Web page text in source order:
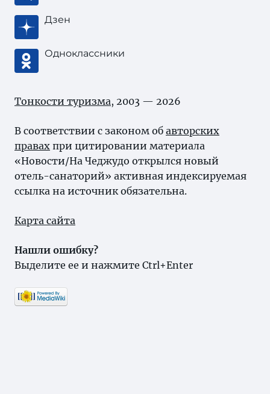
Дзен
Одноклассники
Тонкости туризма, 2003 — 2026
В соответствии с законом об авторских
правах при цитировании материала
«Новости/На Чеджудо открылся новый
отель-санаторий» активная индексируемая
ссылка на источник обязательна.
Карта сайта
Нашли ошибку?
Выделите ее и нажмите Ctrl+Enter